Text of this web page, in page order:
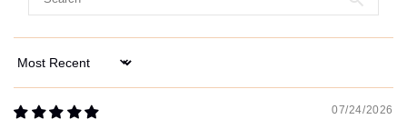
Sort by
07/24/2026